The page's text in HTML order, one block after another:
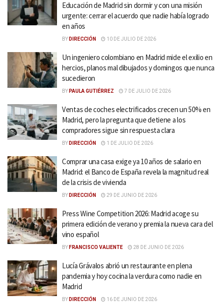
Educación de Madrid sin dormir y con una misión
urgente: cerrar el acuerdo que nadie había logrado
en años
BY DIRECCIÓN 10 DE JULIO DE 2026
Un ingeniero colombiano en Madrid mide el exilio en
hercios, planos mal dibujados y domingos que nunca
sucedieron
BY PAULA GUTIÉRREZ 7 DE JULIO DE 2026
Ventas de coches electrificados crecen un 50% en
Madrid, pero la pregunta que detiene a los
compradores sigue sin respuesta clara
BY DIRECCIÓN 1 DE JULIO DE 2026
Comprar una casa exige ya 10 años de salario en
Madrid: el Banco de España revela la magnitud real
de la crisis de vivienda
BY DIRECCIÓN 29 DE JUNIO DE 2026
Press Wine Competition 2026: Madrid acoge su
primera edición de verano y premia la nueva cara del
vino español
BY FRANCISCO VALIENTE 28 DE JUNIO DE 2026
Lucía Grávalos abrió un restaurante en plena
pandemia y hoy cocina la verdura como nadie en
Madrid
BY DIRECCIÓN 16 DE JUNIO DE 2026